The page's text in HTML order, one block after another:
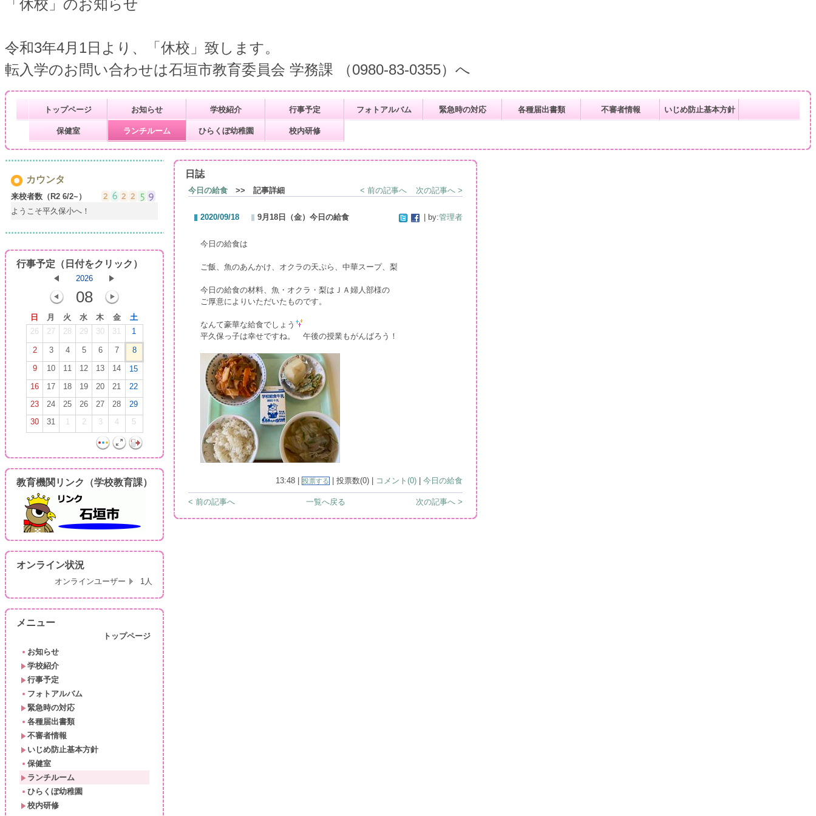
「休校」のお知らせ
令和3年4月1日より、「休校」致します。
転入学のお問い合わせは石垣市教育委員会 学務課 （0980-83-0355）へ
トップページ お知らせ 学校紹介 行事予定 フォトアルバム 緊急時の対応 各種届出書類 不審者情報 いじめ防止基本方針
保健室 ランチルーム ひらくぼ幼稚園 校内研修
カウンタ
来校者数（R2 6/2~）
ようこそ平久保小へ！
行事予定（日付をクリック）
2026
08
日 月 火 水 木 金
土
26
27 28 29 30 31 1
2 3 4 5 6 7
8
9
10 11 12 13 14
15
16
17 18 19 20 21
22
23
24 25 26 27 28
29
30
31 1 2 3 4 5
教育機関リンク（学校教育課）
オンライン状況
オンラインユーザー 1人
メニュー
トップページ
お知らせ
学校紹介
行事予定
フォトアルバム
緊急時の対応
各種届出書類
不審者情報
いじめ防止基本方針
保健室
ランチルーム
ひらくぼ幼稚園
校内研修
日誌
今日の給食 >> 記事詳細 < 前の記事へ 次の記事へ >
2020/09/18 9月18日（金）今日の給食 | by:管理者
今日の給食は
ご飯、魚のあんかけ、オクラの天ぷら、中華スープ、梨
今日の給食の材料、魚・オクラ・梨はＪＡ婦人部様の
ご厚意によりいただいたものです。
なんて豪華な給食でしょう
平久保っ子は幸せですね。 午後の授業もがんばろう！
13:48 | 投票する | 投票数(0) | コメント(0) 今日の給食
< 前の記事へ 次の記事へ >
一覧へ戻る